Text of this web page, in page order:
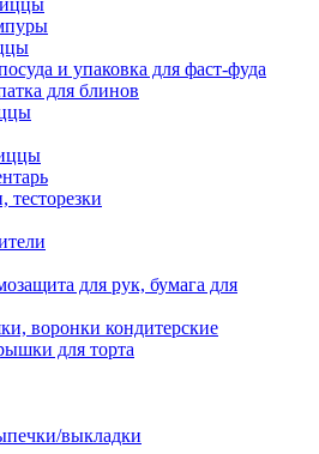
и упаковка для фаст-фуда
для блинов
для рук, бумага для
воронки кондитерские
для торта
выкладки